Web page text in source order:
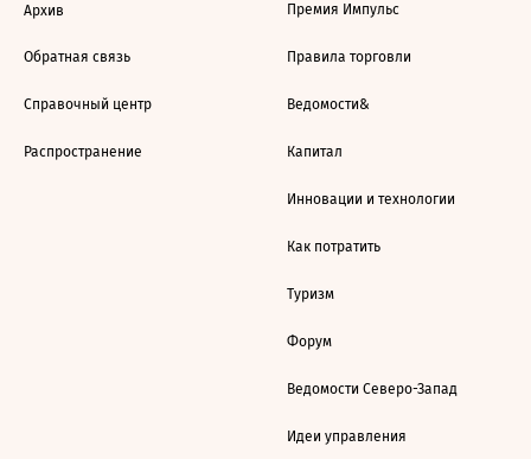
Архив
Обратная связь
Справочный центр
Распространение
Премия Импульс
Правила торговли
Ведомости&
Капитал
Инновации и технологии
Как потратить
Туризм
Форум
Ведомости Северо-Запад
Идеи управления